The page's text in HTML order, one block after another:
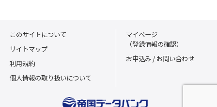
このサイトについて
サイトマップ
利用規約
個人情報の取り扱いについて
マイページ
（登録情報の確認）
お申込み / お問い合わせ